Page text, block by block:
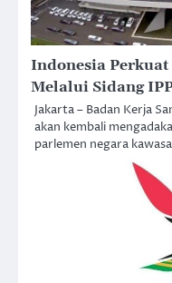
Indonesia
Melalui Sidang
Jakarta – Badan Kerja
akan kembali
parlemen negara